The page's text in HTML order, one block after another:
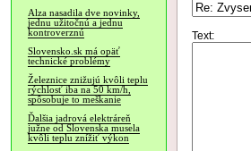
Alza nasadila dve novinky,
jednu užitočnú a jednu
kontroverznú
Slovensko.sk má opäť
technické problémy
Železnice znižujú kvôli teplu
rýchlosť iba na 50 km/h,
spôsobuje to meškanie
Ďalšia jadrová elektráreň
južne od Slovenska musela
kvôli teplu znížiť výkon
Text: